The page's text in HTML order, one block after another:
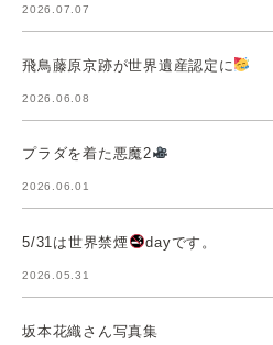
2026.07.07
飛鳥藤原京跡が世界遺産認定に
2026.06.08
プラダを着た悪魔2
2026.06.01
5/31は世界禁煙 dayです。
2026.05.31
坂本花織さん写真集